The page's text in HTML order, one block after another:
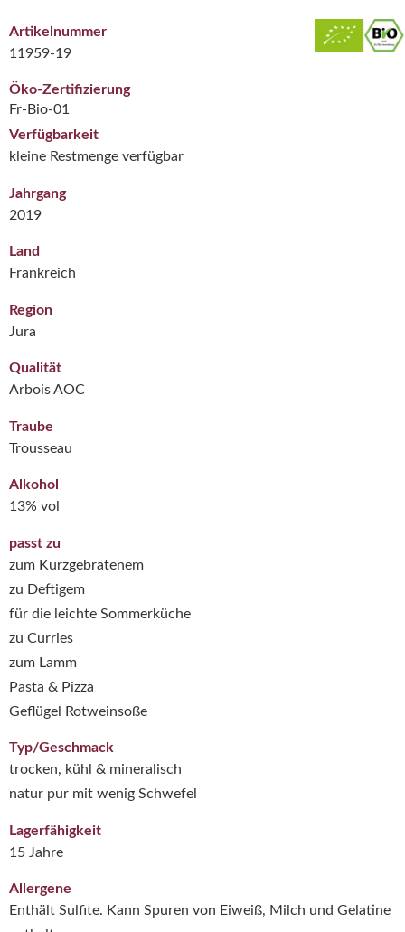
Artikelnummer
11959-19
Öko-Zertifizierung
Fr-Bio-01
Verfügbarkeit
kleine Restmenge verfügbar
Jahrgang
2019
Land
Frankreich
Region
Jura
Qualität
Arbois AOC
Traube
Trousseau
Alkohol
13% vol
passt zu
zum Kurzgebratenem
zu Deftigem
für die leichte Sommerküche
zu Curries
zum Lamm
Pasta & Pizza
Geflügel Rotweinsoße
Typ/Geschmack
trocken, kühl & mineralisch
natur pur mit wenig Schwefel
Lagerfähigkeit
15 Jahre
Allergene
Enthält Sulfite. Kann Spuren von Eiweiß, Milch und Gelatine